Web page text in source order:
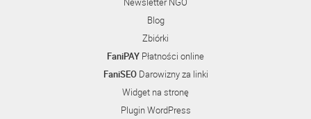
Blog
Zbiórki
FaniPAY Płatności online
FaniSEODarowizny za linki
Widget na stronę
Plugin WordPress